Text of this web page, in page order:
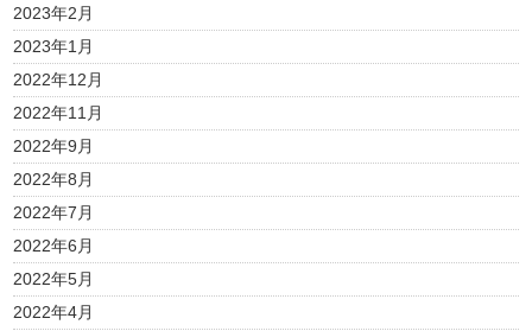
2023年2月
2023年1月
2022年12月
2022年11月
2022年9月
2022年8月
2022年7月
2022年6月
2022年5月
2022年4月